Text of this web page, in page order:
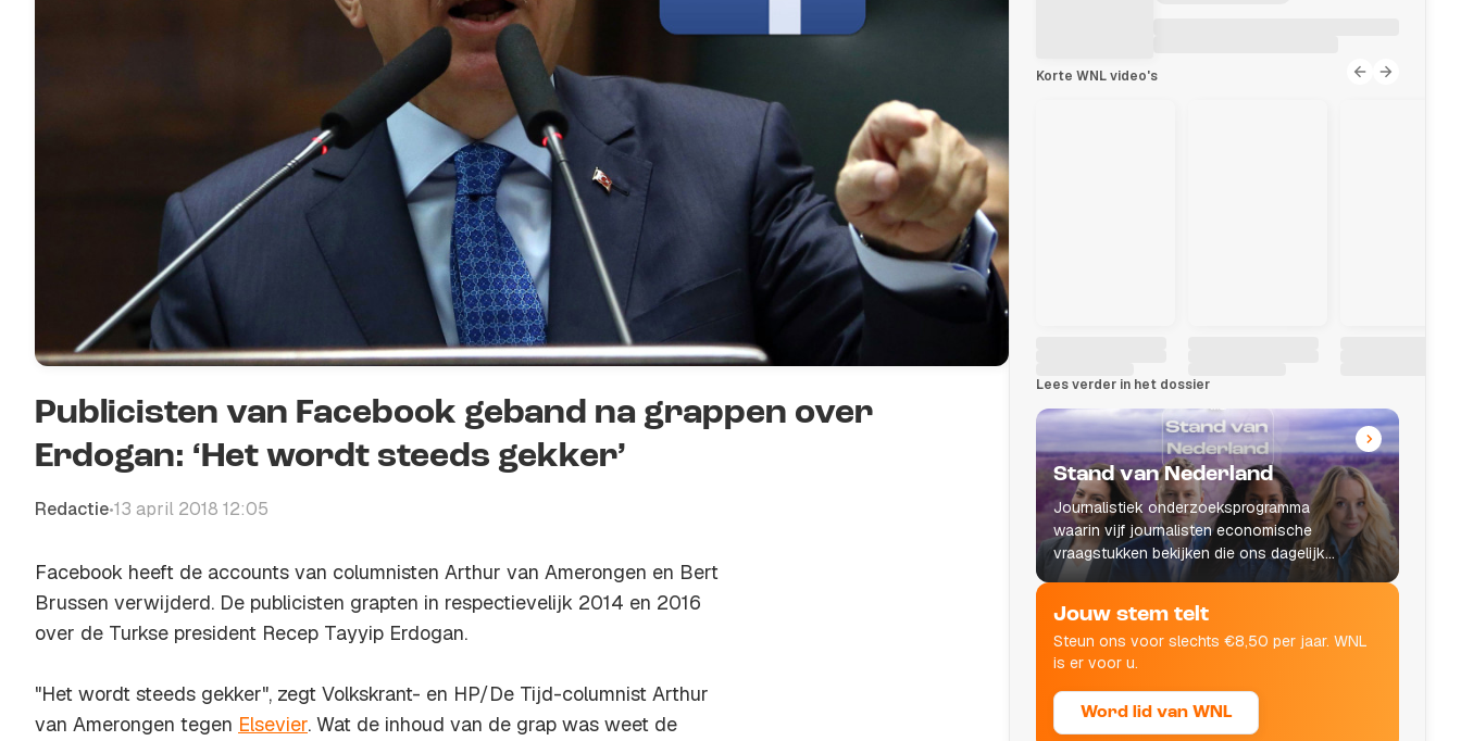
Publicisten van Facebook geband na grappen over
Erdogan: ‘Het wordt steeds gekker’
Redactie•13 april 2018 12:05
Facebook heeft de accounts van columnisten Arthur van Amerongen en Bert
Brussen verwijderd. De publicisten grapten in respectievelijk 2014 en 2016
over de Turkse president Recep Tayyip Erdogan.
"Het wordt steeds gekker", zegt Volkskrant- en HP/De Tijd-columnist Arthur
van Amerongen tegen Elsevier. Wat de inhoud van de grap was weet de
Korte WNL video's
Lees verder in het dossier
Stand van Nederland
Journalistiek onderzoeksprogramma
waarin vijf journalisten economische
vraagstukken bekijken die ons dagelijks
leven raken.
Jouw stem telt
Steun ons voor slechts €8,50 per jaar. WNL
is er voor u.
Word lid van WNL